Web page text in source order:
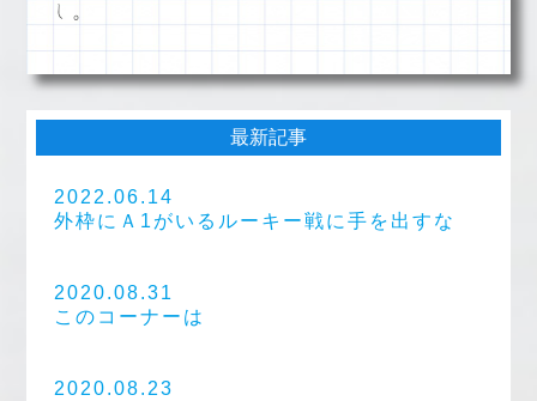
し。
最新記事
2022.06.14
外枠にＡ1がいるルーキー戦に手を出すな
2020.08.31
このコーナーは
2020.08.23